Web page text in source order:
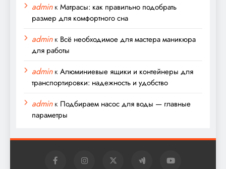
adminкМатрасы: как правильно подобрать
размер для комфортного сна
adminк Всё необходимое для мастера маникюра
для работы
adminкАлюминиевые ящики и контейнеры для
транспортировки: надежность и удобство
adminк Подбираем насос для воды — главные
параметры